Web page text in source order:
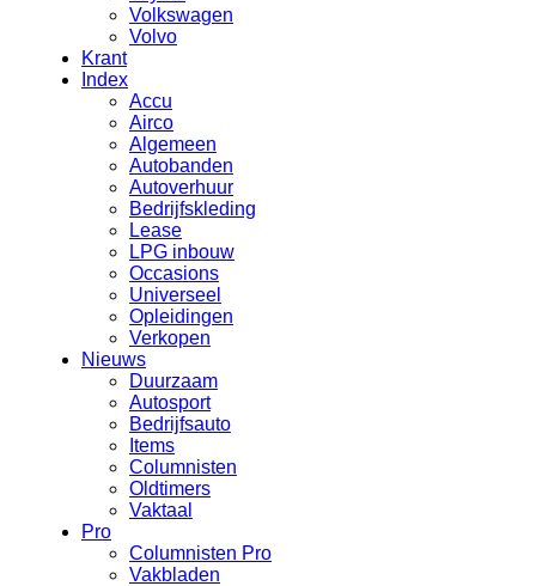
Volkswagen
Volvo
Krant
Index
Accu
Airco
Algemeen
Autobanden
Autoverhuur
Bedrijfskleding
Lease
LPG inbouw
Occasions
Universeel
Opleidingen
Verkopen
Nieuws
Duurzaam
Autosport
Bedrijfsauto
Items
Columnisten
Oldtimers
Vaktaal
Pro
Columnisten Pro
Vakbladen